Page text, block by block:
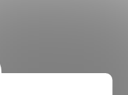
ocaska Li-ion LXT